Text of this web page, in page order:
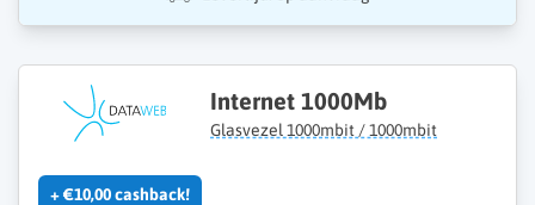
Internet 1000Mb
Glasvezel 1000mbit / 1000mbit
+ €10,00 cashback!